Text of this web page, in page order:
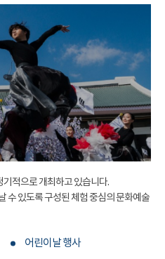
적으로 개최하고 있습니다.
수 있도록 구성된 체험 중심의 문화예술
어린이날 행사